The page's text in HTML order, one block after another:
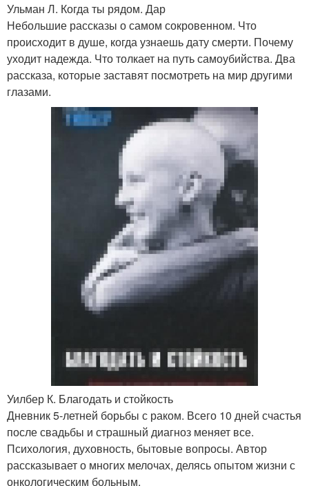
Ульман Л. Когда ты рядом. Дар
Небольшие рассказы о самом сокровенном. Что
происходит в душе, когда узнаешь дату смерти. Почему
уходит надежда. Что толкает на путь самоубийства. Два
рассказа, которые заставят посмотреть на мир другими
глазами.
Уилбер К. Благодать и стойкость
Дневник 5-летней борьбы с раком. Всего 10 дней счастья
после свадьбы и страшный диагноз меняет все.
Психология, духовность, бытовые вопросы. Автор
рассказывает о многих мелочах, делясь опытом жизни с
онкологическим больным.